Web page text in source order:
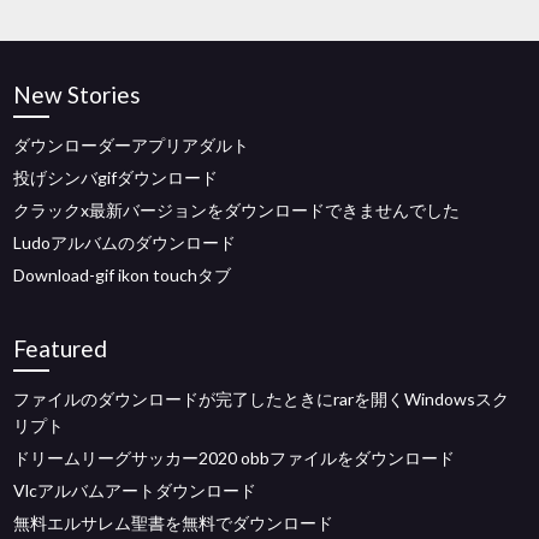
New Stories
ダウンローダーアプリアダルト
投げシンバgifダウンロード
クラックx最新バージョンをダウンロードできませんでした
Ludoアルバムのダウンロード
Download-gif ikon touchタブ
Featured
ファイルのダウンロードが完了したときにrarを開くWindowsスク
リプト
ドリームリーグサッカー2020 ob​​bファイルをダウンロード
Vlcアルバムアートダウンロード
無料エルサレム聖書を無料でダウンロード